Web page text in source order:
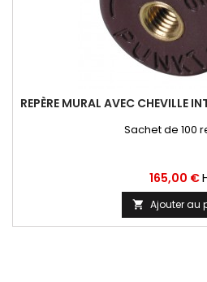
REPÈRE MURAL AVEC CHEVILLE
Sachet de 100
Prix
165,00 €
 Ajouter au